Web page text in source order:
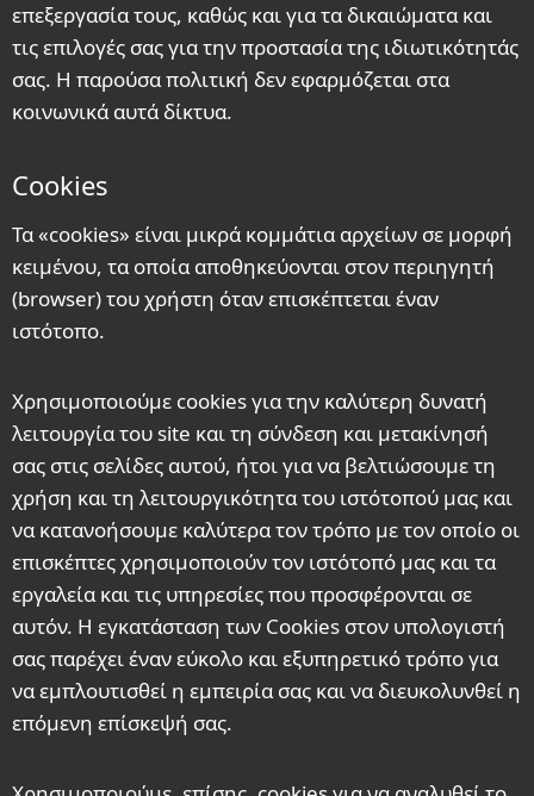
επεξεργασία τους, καθώς και για τα δικαιώματα και
τις επιλογές σας για την προστασία της ιδιωτικότητάς
σας. Η παρούσα πολιτική δεν εφαρμόζεται στα
κοινωνικά αυτά δίκτυα.
Cookies
Τα «cookies» είναι μικρά κομμάτια αρχείων σε μορφή
κειμένου, τα οποία αποθηκεύονται στον περιηγητή
(browser) του χρήστη όταν επισκέπτεται έναν
ιστότοπο.
Χρησιμοποιούμε cookies για την καλύτερη δυνατή
λειτουργία του site και τη σύνδεση και μετακίνησή
σας στις σελίδες αυτού, ήτοι για να βελτιώσουμε τη
χρήση και τη λειτουργικότητα του ιστότοπού μας και
να κατανοήσουμε καλύτερα τον τρόπο με τον οποίο οι
επισκέπτες χρησιμοποιούν τον ιστότοπό μας και τα
εργαλεία και τις υπηρεσίες που προσφέρονται σε
αυτόν. Η εγκατάσταση των Cookies στον υπολογιστή
σας παρέχει έναν εύκολο και εξυπηρετικό τρόπο για
να εμπλουτισθεί η εμπειρία σας και να διευκολυνθεί η
επόμενη επίσκεψή σας.